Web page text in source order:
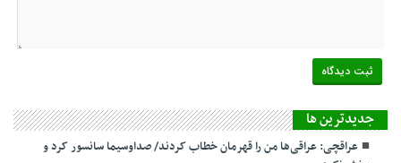
جديدترين ها
عراقچی: عراقی‌ها من را قهرمان خطاب کردند/ صداوسیما سانسور کرد و